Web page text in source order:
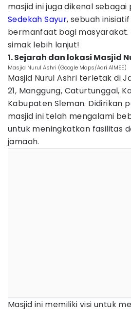
masjid ini juga dikenal
Sedekah Sayur, sebuah
bermanfaat bagi masyarakat.
simak lebih lanjut!
1. Sejarah dan lokasi Masjid
Masjid Nurul Ashri (Google Maps/Adri A1MEE)
Masjid Nurul Ashri terletak di
21, Manggung, Caturtunggal,
Kabupaten Sleman. Didirikan
masjid ini telah mengalami
untuk meningkatkan fasilitas
jamaah.
Masjid ini memiliki visi untuk